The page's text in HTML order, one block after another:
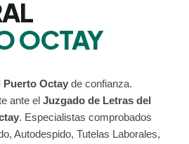
OCTAY
Puerto Octay de confianza.
ante elJuzgado de Letras del
. Especialistas comprobados
Autodespido, Tutelas Laborales,